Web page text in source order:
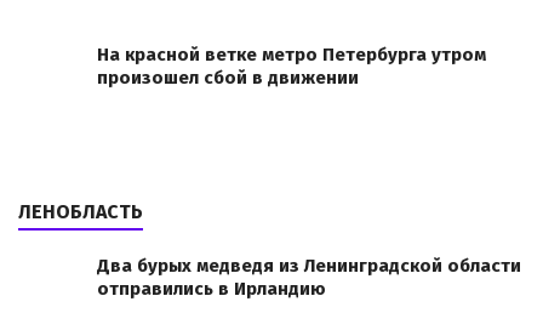
На красной ветке метро Петербурга утром
произошел сбой в движении
ЛЕНОБЛАСТЬ
Два бурых медведя из Ленинградской области
отправились в Ирландию